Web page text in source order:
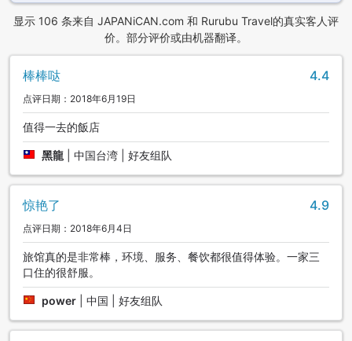
夏有凉风，一年四季呈现出不同的景致。
･餐点提供北陆加贺地区的山珍海鲜会席料理。
･新鲜美味的料理，为您的旅途更添一份愉悦。
･从金泽站乘坐电车，约30分钟。从小松机场，开车约25分钟
･从距离最近的车站粟津站、加贺温泉站有免费接送服务(详情请
参照交通信息)。
显示 106 条来自 JAPANiCAN.com 和 Rurubu Travel的真实客人评
价。部分评价或由机器翻译。
棒棒哒 4.4
点评日期：2018年6月19日
值得一去的飯店
黑龍 中国台湾 | 好友组队
惊艳了 4.9
点评日期：2018年6月4日
旅馆真的是非常棒，环境、服务、餐饮都很值得体验。一家三
口住的很舒服。
power 中国 | 好友组队